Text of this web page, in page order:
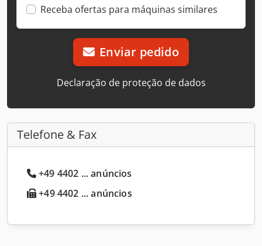
Receba ofertas para máquinas similares
Enviar pedido
Declaração de proteção de dados
Telefone & Fax
+49 4402 ... anúncios
+49 4402 ... anúncios